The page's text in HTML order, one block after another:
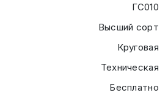
ГС010
Высший сорт
Круговая
Техническая
Бесплатно